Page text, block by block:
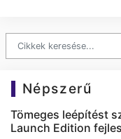
Népszerű
Tömeges leépítést
Launch Edition